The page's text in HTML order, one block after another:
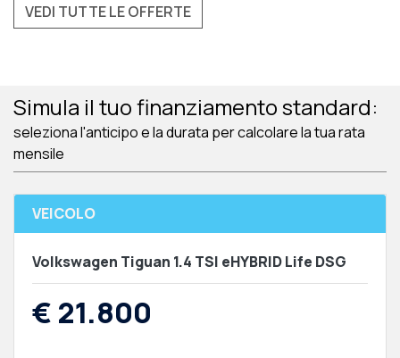
VEDI TUTTE LE OFFERTE
Simula il tuo finanziamento standard:
seleziona l'anticipo e la durata per calcolare la tua rata
mensile
VEICOLO
Volkswagen Tiguan 1.4 TSI eHYBRID Life DSG
€ 21.800